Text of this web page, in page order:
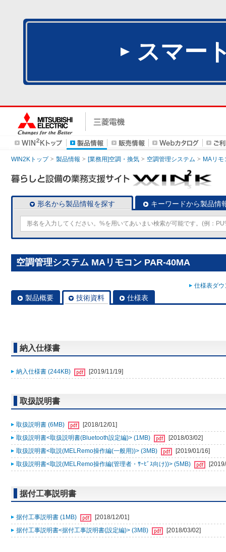
スマー
WIN2Kトップ 製品情報 [業務用]空調・換気 空調管理システム MAリモ
形名から製品情報を探す キーワードから製品情
空調管理システム MAリモコン PAR-40MA
仕様表ダ
製品概要 技術資料 仕様表
納入仕様書
納入仕様書 (244KB) [2019/11/19]
取扱説明書
取扱説明書 (6MB)
[2018/12/01]
取扱説明書<取扱説明書(Bluetooth設定編)> (1MB)
[2018/03/02]
取扱説明書<取説(MELRemo操作編(一般用))> (3MB)
[2019/01/16]
取扱説明書<取説(MELRemo操作編(管理者・ｻｰﾋﾞｽ向け))> (5MB)
据付工事説明書
据付工事説明書 (1MB)
[2018/12/01]
据付工事説明書<据付工事説明書(設定編)> (3MB)
[2018/03/02]